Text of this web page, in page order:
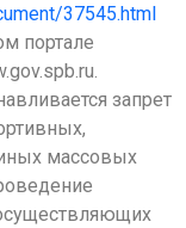
37545.html
портале
запрет
массовых